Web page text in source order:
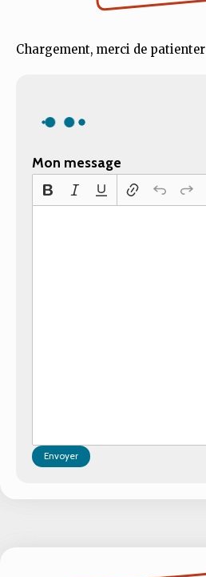
Chargement, merci de patienter
Mon message
Envoyer